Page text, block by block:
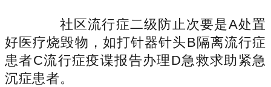
社区流行症二级防止次要是A处置
好医疗烧毁物，如打针器针头B隔离流行症
患者C流行症疫谍报告办理D急救求助紧急
沉症患者。